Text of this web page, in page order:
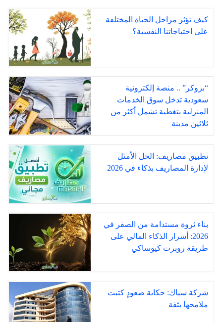
كيف تؤثر مراحل الحياة المختلفة
على احتياجاتنا النفسية؟
“بروكر” .. منصة إلكترونية
سعودية تدخل سوق الخدمات
المنزلية بتغطية تشمل أكثر من
ثلاثين مدينة
تطبيق مصاريف: الحل الأمثل
لإدارة المصاريف بذكاء في 2026
بناء ثروة مستدامة من الصفر في
2026: أسرار الذكاء المالي على
طريقة روبرت كيوساكي
شركة سياك: حكاية صعودٍ كتبت
ملامحها بثقة